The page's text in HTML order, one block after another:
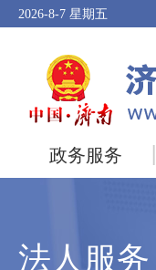
2026-8-7 星期五
政务服务
法人服务